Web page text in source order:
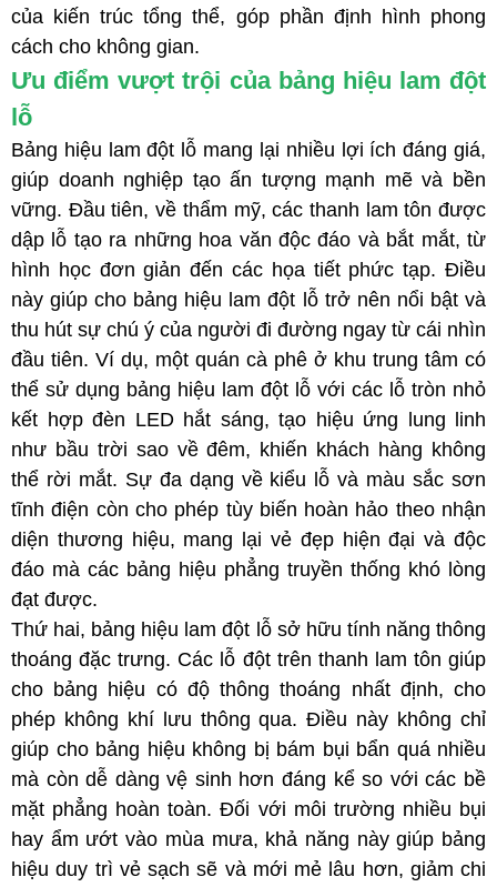
của kiến trúc tổng thể, góp phần định hình phong
cách cho không gian.
Ưu điểm vượt trội của bảng hiệu lam đột
lỗ
Bảng hiệu lam đột lỗ mang lại nhiều lợi ích đáng giá,
giúp doanh nghiệp tạo ấn tượng mạnh mẽ và bền
vững. Đầu tiên, về thẩm mỹ, các thanh lam tôn được
dập lỗ tạo ra những hoa văn độc đáo và bắt mắt, từ
hình học đơn giản đến các họa tiết phức tạp. Điều
này giúp cho bảng hiệu lam đột lỗ trở nên nổi bật và
thu hút sự chú ý của người đi đường ngay từ cái nhìn
đầu tiên. Ví dụ, một quán cà phê ở khu trung tâm có
thể sử dụng bảng hiệu lam đột lỗ với các lỗ tròn nhỏ
kết hợp đèn LED hắt sáng, tạo hiệu ứng lung linh
như bầu trời sao về đêm, khiến khách hàng không
thể rời mắt. Sự đa dạng về kiểu lỗ và màu sắc sơn
tĩnh điện còn cho phép tùy biến hoàn hảo theo nhận
diện thương hiệu, mang lại vẻ đẹp hiện đại và độc
đáo mà các bảng hiệu phẳng truyền thống khó lòng
đạt được.
Thứ hai, bảng hiệu lam đột lỗ sở hữu tính năng thông
thoáng đặc trưng. Các lỗ đột trên thanh lam tôn giúp
cho bảng hiệu có độ thông thoáng nhất định, cho
phép không khí lưu thông qua. Điều này không chỉ
giúp cho bảng hiệu không bị bám bụi bẩn quá nhiều
mà còn dễ dàng vệ sinh hơn đáng kể so với các bề
mặt phẳng hoàn toàn. Đối với môi trường nhiều bụi
hay ẩm ướt vào mùa mưa, khả năng này giúp bảng
hiệu duy trì vẻ sạch sẽ và mới mẻ lâu hơn, giảm chi